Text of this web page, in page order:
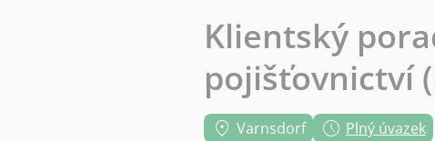
Klientský
pojišťovnictví
Varnsdorf Plný úvazek